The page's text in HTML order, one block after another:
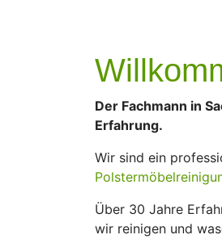
Der Fachmann in
Erfahrung.
Wir sind ein
Über 30 Jahre
wir reinigen und